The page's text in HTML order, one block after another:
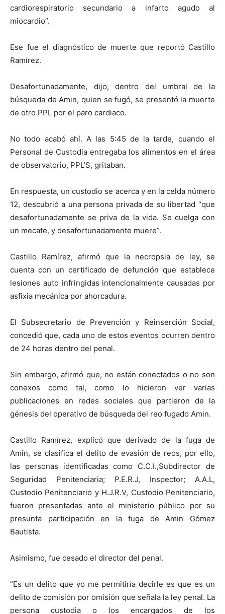
cardiorespiratorio secundario a infarto agudo al
miocardio”.
Ese fue el diagnóstico de muerte que reportó Castillo
Ramírez.
Desafortunadamente, dijo, dentro del umbral de la
búsqueda de Amin, quien se fugó, se presentó la muerte
de otro PPL por el paro cardiaco.
No todo acabó ahí. A las 5:45 de la tarde, cuando el
Personal de Custodia entregaba los alimentos en el área
de observatorio, PPL’S, gritaban.
En respuesta, un custodio se acerca y en la celda número
12, descubrió a una persona privada de su libertad “que
desafortunadamente se priva de la vida. Se cuelga con
un mecate, y desafortunadamente muere”.
Castillo Ramírez, afirmó que la necropsia de ley, se
cuenta con un certificado de defunción que establece
lesiones auto infringidas intencionalmente causadas por
asfixia mecánica por ahorcadura.
El Subsecretario de Prevención y Reinserción Social,
concedió que, cada uno de estos eventos ocurren dentro
de 24 horas dentro del penal.
Sin embargo, afirmó que, no están conectados o no son
conexos como tal, como lo hicieron ver varias
publicaciones en redes sociales que partieron de la
génesis del operativo de búsqueda del reo fugado Amin.
Castillo Ramírez, explicó que derivado de la fuga de
Amin, se clasifica el delito de evasión de reos, por ello,
las personas identificadas como C.C.I.,Subdirector de
Seguridad Penitenciaria; P.E.R.J, Inspector; A.A.L,
Custodio Penitenciario y H.J.R.V, Custodio Penitenciario,
fueron presentadas ante el ministerio público por su
presunta participación en la fuga de Amin Gómez
Bautista.
Asimismo, fue cesado el director del penal.
“Es un delito que yo me permitiría decirle es que es un
delito de comisión por omisión que señala la ley penal. La
persona custodia o los encargados de los